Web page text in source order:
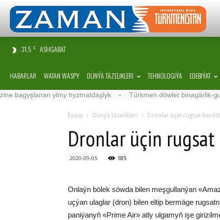
31.5 C ASHGABAT
HABARLAR WATAN WASPY DÜNÝÄ TÄZELIKLERI TEHNOLOGIÝA EDEBIÝAT
ylmy hyzmatdaşlyk · Türkmen döwlet binagärlik-gurluşyk
Esasy Dünýä täzelikleri Dron­lar üçin rug­sat be­ril­di
Dron­lar üçin
2020-09-05 185
On­laýn bö­lek söw­da bi­len meş­gul­lan­ýan
uç­ýan ulag­lar (dron) bi­len el­tip ber­mä­ge
pa­ni­ýa­nyň «Pri­me Air» at­ly ul­ga­myň işe